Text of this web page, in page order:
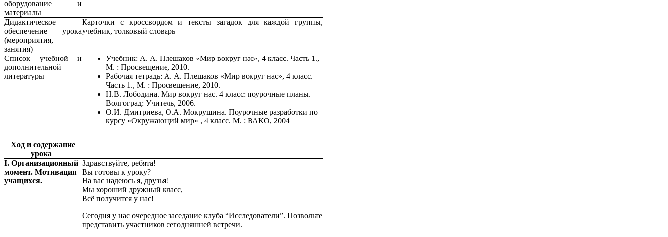
оборудование и
материалы
Дидактическое
обеспечение урока
(мероприятия,
занятия)
Карточки с кроссвордом и тексты загадок для каждой группы,
учебник, толковый словарь
Список учебной и
дополнительной
литературы
Учебник: А. А. Плешаков «Мир вокруг нас», 4 класс. Часть 1.,
М. : Просвещение, 2010.
Рабочая тетрадь: А. А. Плешаков «Мир вокруг нас», 4 класс.
Часть 1., М. : Просвещение, 2010.
Н.В. Лободина. Мир вокруг нас. 4 класс: поурочные планы.
Волгоград: Учитель, 2006.
О.И. Дмитриева, О.А. Мокрушина. Поурочные разработки по
курсу «Окружающий мир» , 4 класс. М. : ВАКО, 2004
Ход и содержание
урока
I. Организационный
момент. Мотивация
учащихся.
Здравствуйте, ребята!
Вы готовы к уроку?
На вас надеюсь я, друзья!
Мы хороший дружный класс,
Всё получится у нас!
Сегодня у нас очередное заседание клуба “Исследователи”. Позвольте
представить участников сегодняшней встречи.